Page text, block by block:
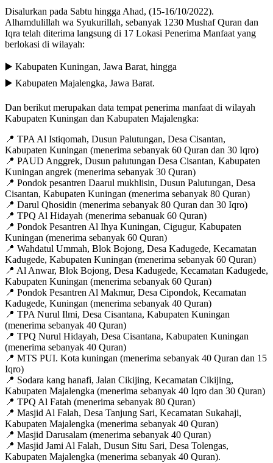
Disalurkan pada Sabtu hingga Ahad, (15-16/10/2022).
Alhamdulillah wa Syukurillah, sebanyak 1230 Mushaf Quran dan
Iqra telah diterima langsung di 17 Lokasi Penerima Manfaat yang
berlokasi di wilayah:
▶️ Kabupaten Kuningan, Jawa Barat, hingga
▶️ Kabupaten Majalengka, Jawa Barat.
Dan berikut merupakan data tempat penerima manfaat di wilayah
Kabupaten Kuningan dan Kabupaten Majalengka:
📍 TPA Al Istiqomah, Dusun Palutungan, Desa Cisantan,
Kabupaten Kuningan (menerima sebanyak 60 Quran dan 30 Iqro)
📍 PAUD Anggrek, Dusun palutungan Desa Cisantan, Kabupaten
Kuningan angrek (menerima sebanyak 30 Quran)
📍 Pondok pesantren Daarul mukhlisin, Dusun Palutungan, Desa
Cisantan, Kabupaten Kuningan (menerima sebanyak 80 Quran)
📍 Darul Qhosidin (menerima sebanyak 80 Quran dan 30 Iqro)
📍 TPQ Al Hidayah (menerima sebanuak 60 Quran)
📍 Pondok Pesantren Al Ihya Kuningan, Cigugur, Kabupaten
Kuningan (menerima sebanyak 60 Quran)
📍 Wahdatul Ummah, Blok Bojong, Desa Kadugede, Kecamatan
Kadugede, Kabupaten Kuningan (menerima sebanyak 60 Quran)
📍 Al Anwar, Blok Bojong, Desa Kadugede, Kecamatan Kadugede,
Kabupaten Kuningan (menerima sebanyak 60 Quran)
📍 Pondok Pesantren Al Makmur, Desa Cipondok, Kecamatan
Kadugede, Kuningan (menerima sebanyak 40 Quran)
📍 TPA Nurul Ilmi, Desa Cisantana, Kabupaten Kuningan
(menerima sebanyak 40 Quran)
📍 TPQ Nurul Hidayah, Desa Cisantana, Kabupaten Kuningan
(menerima sebanyak 40 Quran)
📍 MTS PUI. Kota kuningan (menerima sebanyak 40 Quran dan 15
Iqro)
📍 Sodara kang hanafi, Jalan Cikijing, Kecamatan Cikijing,
Kabupaten Majalengka (menerima sebanyak 40 Iqro dan 30 Quran)
📍 TPQ Al Fatah (menerima sebanyak 80 Quran)
📍 Masjid Al Falah, Desa Tanjung Sari, Kecamatan Sukahaji,
Kabupaten Majalengka (menerima sebanyak 40 Quran)
📍 Masjid Darusalam (menerima sebanyak 40 Quran)
📍 Masjid Jami Al Falah, Dusun Situ Sari, Desa Tolengas,
Kabupaten Majalengka (menerima sebanyak 40 Quran).